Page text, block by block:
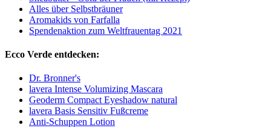
Alles über Selbstbräuner
Aromakids von Farfalla
Spendenaktion zum Weltfrauentag 2021
Ecco Verde entdecken:
Dr. Bronner's
lavera Intense Volumizing Mascara
Geoderm Compact Eyeshadow natural
lavera Basis Sensitiv Fußcreme
Anti-Schuppen Lotion